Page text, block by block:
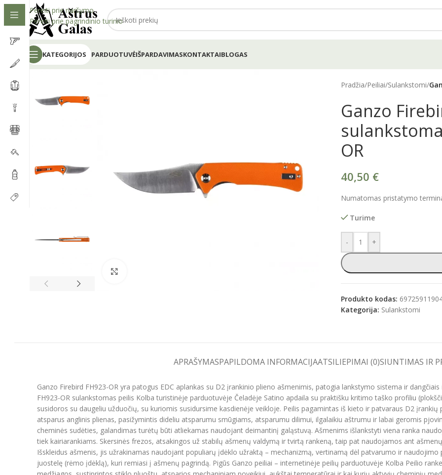
Pereiti prie naršymo
Pereiti prie pagrindinio turinio
KATEGORIJOS PARDUOTUVĖIŠPARDAVIMASKONTAKTAIBLOGAS
Pradžia/Peiliai/Sulankstomi/
Ganzo
OR
40,50 €
Numatomas pristatymo
Turime
- +
Produkto kodas:
Kategorija: Sulankstomi
APRAŠYMASPAPILDOMA INFORMACIJAATSILIEPIMAI (0)SIUNTIMAS IR
Ganzo Firebird FH923-OR yra patogus EDC aplankas su D2 įrankinio plieno ašmenimis, patogia lankstymo sistema ir
FH923-OR sulankstomas peilis Kolba turistinėje parduotuvėje Čeladėje Satino apdaila su praktišku kritimo taško profiliu
susidoros su daugeliu užduočių, su kuriomis susidursime kasdienėje veikloje. Peilis pagamintas iš kieto ir patvaraus D2
atsparus anglinis plienas, pasižymintis dideliu atsparumu smūgiams, atsparumu dilimui, ilgalaikiu aštrumu ir labai geromis
cheminės sudėties, galandimas turėtų būti atliekamas naudojant deimantinį galąstuvą. Ašmenims išlankstyti viena ranka
tiek kairiarankiams. Skersinės frezos, atsakingos už stabilų ašmenų valdymą ir tvirtą rankeną, taip pat naudojamos ant
Išskleidus ašmenis, jis užrakinamas naudojant populiarų įdėklo užraktą – mechanizmą, vertinamą dėl patvarumo ir
juostelę (rėmo įdėklą), kuri remiasi į ašmenų pagrindą. Pigūs Ganzo peiliai – internetinėje peilių parduotuvėje Kolba Peilio